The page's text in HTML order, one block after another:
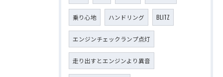
乗り心地 ハンドリング BLITZ
エンジンチェックランプ点灯
走り出すとエンジンより異音